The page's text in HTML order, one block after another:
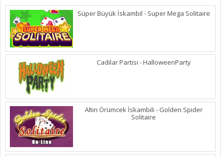
Süper Büyük İskambil - Super Mega Solitaire
Cadılar Partisi - HalloweenParty
Altın Örümcek İskambili - Golden Spider
Solitaire